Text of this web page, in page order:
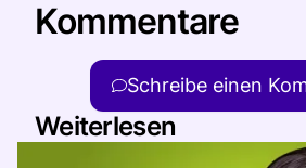
Kommentare
Schreibe einen
Weiterlesen